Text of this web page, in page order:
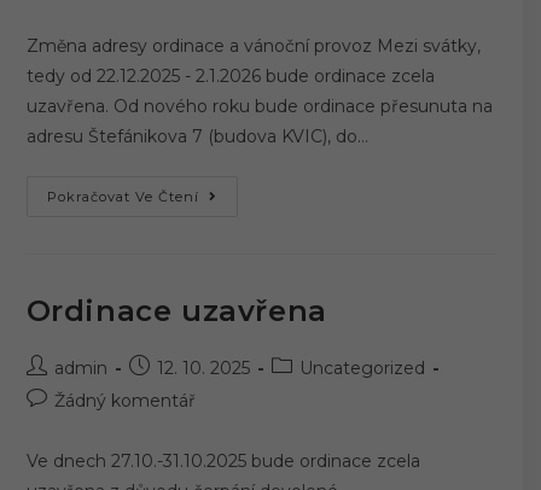
příspěvku
Změna adresy ordinace a vánoční provoz Mezi svátky,
tedy od 22.12.2025 - 2.1.2026 bude ordinace zcela
uzavřena. Od nového roku bude ordinace přesunuta na
adresu Štefánikova 7 (budova KVIC), do…
Pokračovat Ve ČteníZměna
Ordinace uzavřena
Autor
příspěvku
admin
Příspěvek
12. 10. 2025
RubrikyUncategorized
Komentáře
příspěvku
Žádný komentář
Ve dnech 27.10.-31.10.2025 bude ordinace zcela